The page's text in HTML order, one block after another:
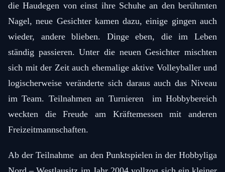
die Haudegen von einst ihre Schuhe an den berühmten
Nagel, neue Gesichter kamen dazu, einige gingen auch
wieder, andere blieben. Dinge eben, die im Leben
ständig passieren. Unter die neuen Gesichter mischten
sich mit der Zeit auch ehemalige aktive Volleyballer und
logischerweise veränderte sich daraus auch das Niveau
im Team. Teilnahmen an Turnieren im Hobbybereich
weckten die Freude am Kräftemessen mit anderen
Freizeitmannschaften.
Ab der Teilnahme an den Punktspielen in der Hobbyliga